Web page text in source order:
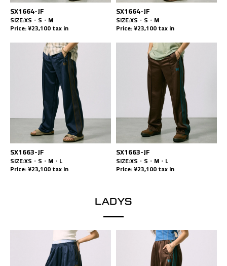
SX1664-JF
SIZE:XS・S・M
Price: ¥23,100 tax in
SX1664-JF
SIZE:XS・S・M
Price: ¥23,100 tax in
SX1663-JF
SIZE:XS・S・M・L
Price: ¥23,100 tax in
SX1663-JF
SIZE:XS・S・M・L
Price: ¥23,100 tax in
LADYS